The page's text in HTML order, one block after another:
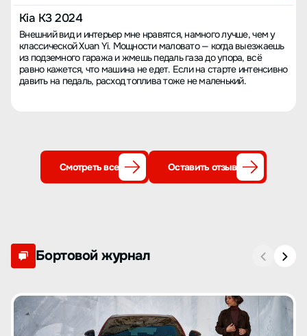
Kia K3 2024
Внешний вид и интерьер мне нравятся, намного лучше, чем у
классической Xuan Yi. Мощности маловато — когда выезжаешь
из подземного гаража и жмешь педаль газа до упора, всё
равно кажется, что машина не едет. Если на старте интенсивно
давить на педаль, расход топлива тоже не маленький.
Смотреть все Оставить отзыв
Бортовой журнал